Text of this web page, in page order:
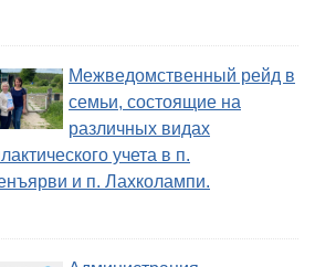
Межведомственный рейд в
семьи, состоящие на
различных видах
учета в п.
и п. Лахколампи.